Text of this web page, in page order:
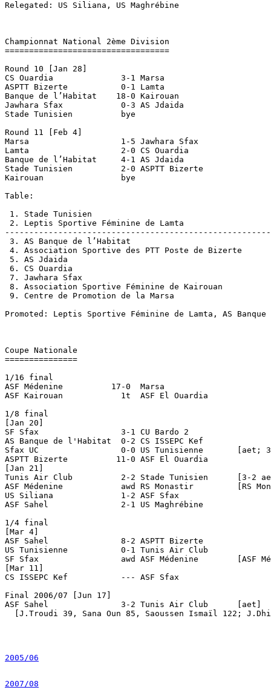
Relegated: US Siliana, US Maghrébine
Championnat National 2ème Division
==================================
Round 10 [Jan 28]
CS Ouardia		3-1 Marsa
ASPTT Bizerte		0-1 Lamta
Banque de l’Habitat    18-0 Kairouan
Jawhara Sfax		0-3 AS Jdaida
Stade Tunisien		bye
Round 11 [Feb 4]
Marsa			1-5 Jawhara Sfax
Lamta			2-0 CS Ouardia
Banque de l’Habitat	4-1 AS Jdaida
Stade Tunisien		2-0 ASPTT Bizerte
Kairouan		bye
Table:
1. Stade Tunisien		 			 9  25
2. Leptis Sportive Féminine de Lamta			10  24
3. AS Banque de l’Habitat				10  23
4. Association Sportive des PTT Poste de Bizerte	10  16
5. AS Jdaida						10  13
6. CS Ouardia						10   8
7. Jawhara Sfax					10   8
8. Association Sportive Féminine de Kairouan		 9   2
9. Centre de Promotion de la Marsa			10   0
Promoted: Leptis Sportive Féminine de Lamta, AS
Coupe Nationale
===============
1/16 final
ASF Médenine	      17-0  Marsa
ASF Kairouan		1t  ASF El Ouardia
1/8 final
[Jan 20]
SF Sfax			3-1 CU Bardo 2
AS Banque de l'Habitat	0-2 CS ISSEPC Kef
Sfax UC			0-0 US Tunisienne	[aet; 3-4 pen]
ASPTT Bizerte	       11-0 ASF El Ouardia
[Jan 21]
Tunis Air Club		2-2 Stade Tunisien	[3-2 aet]
ASF Médenine		awd RS Monastir		[RS Monastir dns]
US Siliana		1-2 ASF Sfax
ASF Sahel		2-1 US Maghrébine
1/4 final
[Mar 4]
ASF Sahel		8-2 ASPTT Bizerte
US Tunisienne		0-1 Tunis Air Club
SF Sfax			awd ASF Médenine	[ASF Médenine forfait]
[Mar 11]
CS ISSEPC Kef		--- ASF Sfax
Final 2006/07 [Jun 17]
ASF Sahel               3-2 Tunis Air Club      [aet]
[J.Troudi 39, Sana Oun 85, Saoussen Ismaïl 122;
2005/06
2007/08